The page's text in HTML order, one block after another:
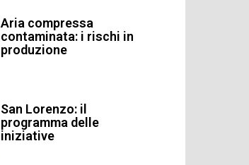
Aria compressa
contaminata: i rischi in
produzione
San Lorenzo: il
programma delle
iniziative